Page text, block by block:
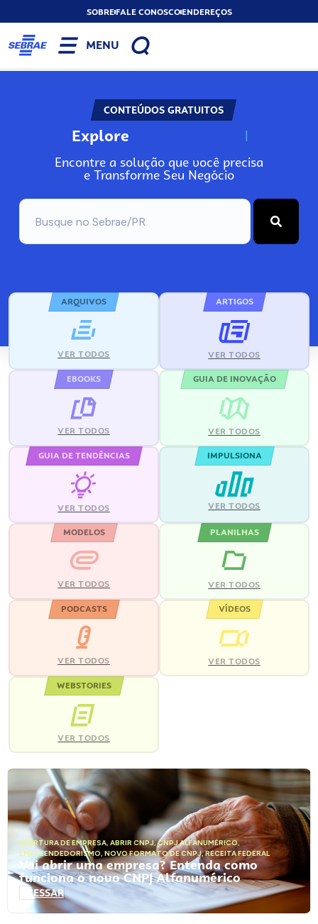
SOBREFALE CONOSCOENDEREÇOS
MENU
CONTEÚDOS GRATUITOS
Explore N
Encontre a solução que você precisa
e Transforme Seu Negócio
ARQUIVOS
VER TODOS
ARTIGOS
VER TODOS
EBOOKS
VER TODOS
GUIA DE INOVAÇÃO
VER TODOS
GUIA DE TENDÊNCIAS
VER TODOS
IMPULSIONA
VER TODOS
MODELOS
VER TODOS
PLANILHAS
VER TODOS
PODCASTS
VER TODOS
VÍDEOS
VER TODOS
WEBSTORIES
VER TODOS
ABERTURA DE EMPRESA, ABRIR CNPJ,CNPJ ALFANUMÉRICO,
EMPREENDEDORISMO, NOVO FORMATO DE CNPJ,RECEITA FEDERAL
Vai abrir uma empresa? Entenda como
funciona o novo CNPJ Alfanumérico
ACESSAR